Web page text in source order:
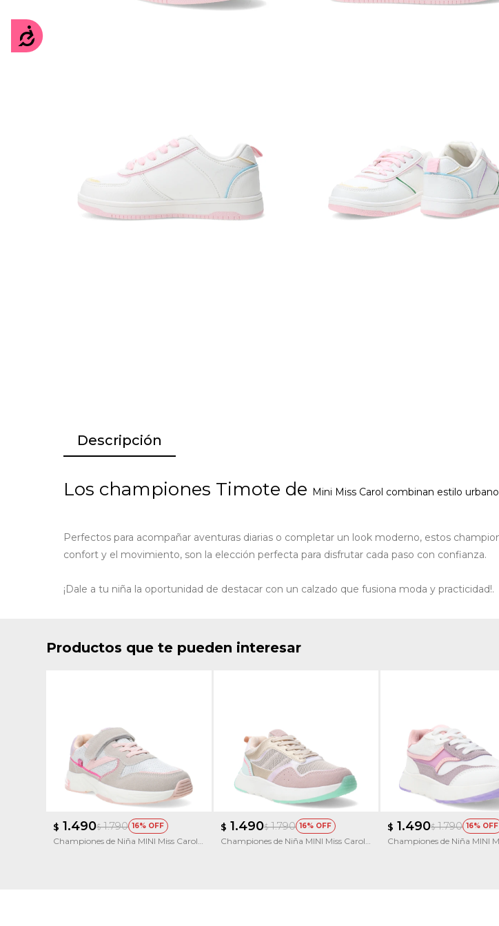
Accesibilidad
Descripción
Los championes Timote de Mini Miss Carol combinan estilo
Perfectos para acompañar aventuras diarias o completar un look moderno, estos
confort y el movimiento, son la elección perfecta para disfrutar cada paso con confianza.
¡Dale a tu niña la oportunidad de destacar con un calzado que fusiona moda y practicidad!.
Productos que te pueden interesar
$ 1.490$ 1.790 16
Championes de Niña MINI Miss Carol
$ 1.490$ 1.790 16
Championes de Niña MINI Miss Carol
$ 1.490$ 1.790 16
Championes de Niña MINI